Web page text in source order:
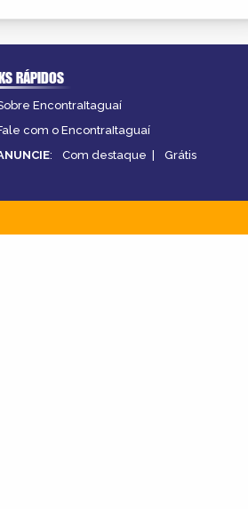
RÁPIDOS
EncontraItaguaí
com o EncontraItaguaí
: Com destaque | Grátis